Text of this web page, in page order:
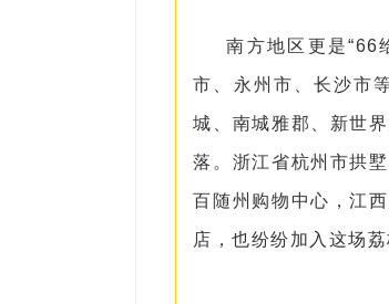
南方地区更是“66
市、永州市、长沙市
城、南城雅郡、新世
落。浙江省杭州市拱
百随州购物中心，江
店，也纷纷加入这场